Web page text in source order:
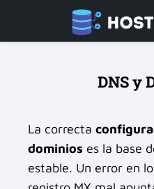
DNS y
La correcta
dominios es la base
estable. Un error en